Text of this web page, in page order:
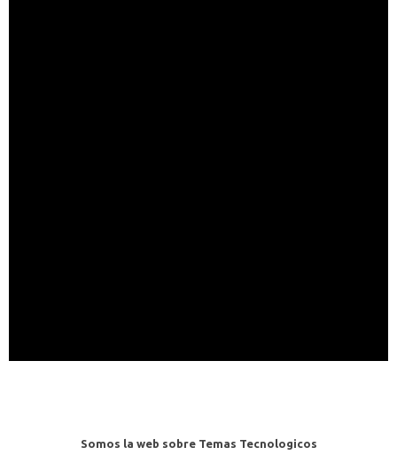
Somos la web sobre Temas Tecnologicos